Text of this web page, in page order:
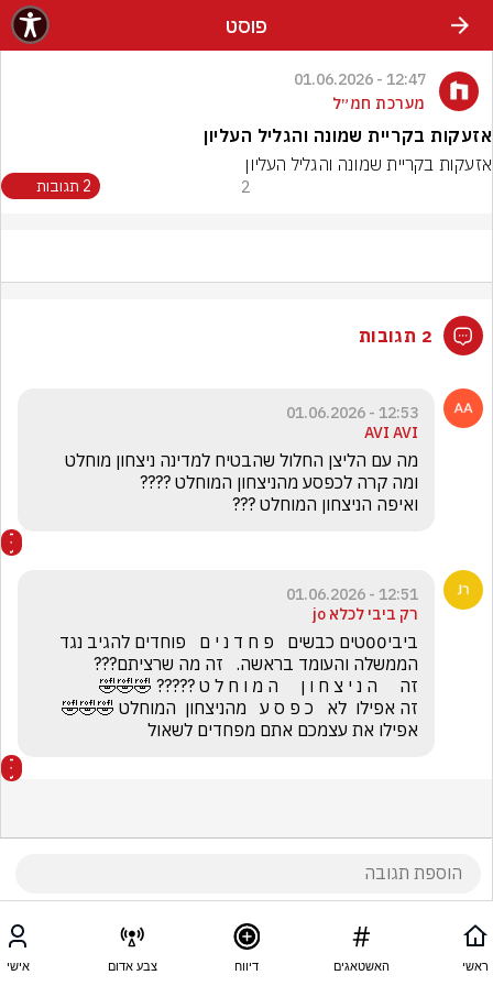
פוסט
12:47 - 01.06.2026
מערכת חמ״ל
אזעקות בקריית שמונה והגליל העליון
אזעקות בקריית שמונה והגליל העליון
2 2 תגובות
2 תגובות
12:53 - 01.06.2026
AVI AVI
ואיפה הניצחון המוחלט ???
12:51 - 01.06.2026
רק ביבי לכלא jo
אפילו את עצמכם אתם מפחדים לשאול
ראשי האשטאגים דיווח צבע אדום אישי